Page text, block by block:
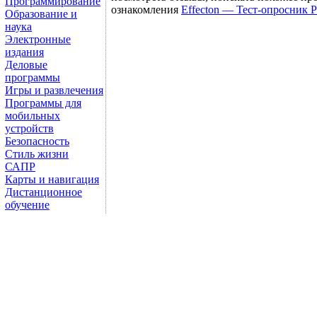
Образование и
наука
Электронные
издания
Деловые
программы
Игры и развлечения
Программы для
мобильных
устройств
Безопасность
Стиль жизни
САПР
Карты и навигация
Дистанционное
обучение
ознакомления Effecton — Тест-опросник